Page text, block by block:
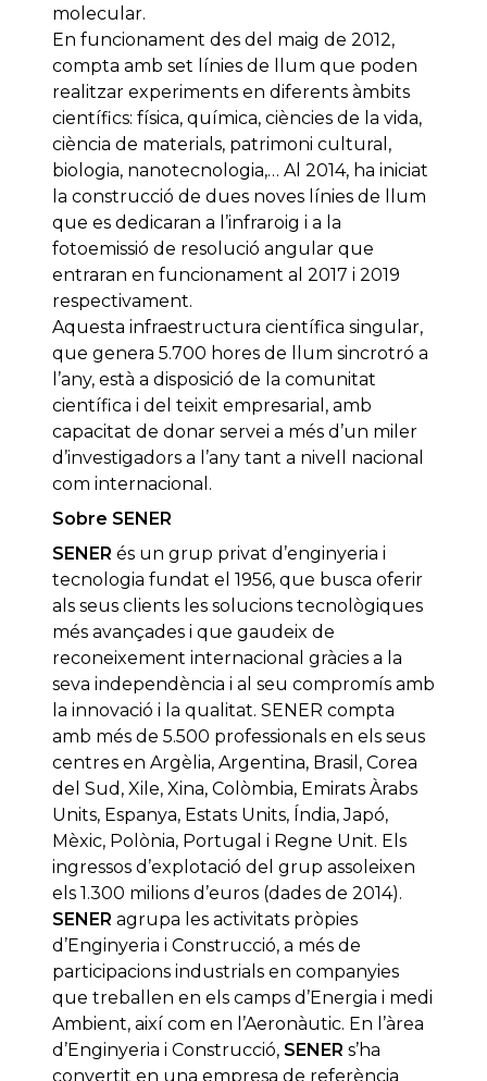
molecular.
En funcionament des del maig de 2012,
compta amb set línies de llum que poden
realitzar experiments en diferents àmbits
científics: física, química, ciències de la vida,
ciència de materials, patrimoni cultural,
biologia, nanotecnologia,… Al 2014, ha iniciat
la construcció de dues noves línies de llum
que es dedicaran a l’infraroig i a la
fotoemissió de resolució angular que
entraran en funcionament al 2017 i 2019
respectivament.
Aquesta infraestructura científica singular,
que genera 5.700 hores de llum sincrotró a
l’any, està a disposició de la comunitat
científica i del teixit empresarial, amb
capacitat de donar servei a més d’un miler
d’investigadors a l’any tant a nivell nacional
com internacional.
Sobre SENER
SENER és un grup privat d’enginyeria i
tecnologia fundat el 1956, que busca oferir
als seus clients les solucions tecnològiques
més avançades i que gaudeix de
reconeixement internacional gràcies a la
seva independència i al seu compromís amb
la innovació i la qualitat. SENER compta
amb més de 5.500 professionals en els seus
centres en Argèlia, Argentina, Brasil, Corea
del Sud, Xile, Xina, Colòmbia, Emirats Àrabs
Units, Espanya, Estats Units, Índia, Japó,
Mèxic, Polònia, Portugal i Regne Unit. Els
ingressos d’explotació del grup assoleixen
els 1.300 milions d’euros (dades de 2014).
SENER agrupa les activitats pròpies
d’Enginyeria i Construcció, a més de
participacions industrials en companyies
que treballen en els camps d’Energia i medi
Ambient, així com en l’Aeronàutic. En l’àrea
d’Enginyeria i Construcció, SENER s’ha
convertit en una empresa de referència